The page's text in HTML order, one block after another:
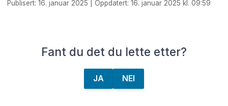
Publisert: 16. januar 2025 | Oppdatert: 16. januar 2025 kl. 09:59
Fant du det du lette etter?
JA NEI